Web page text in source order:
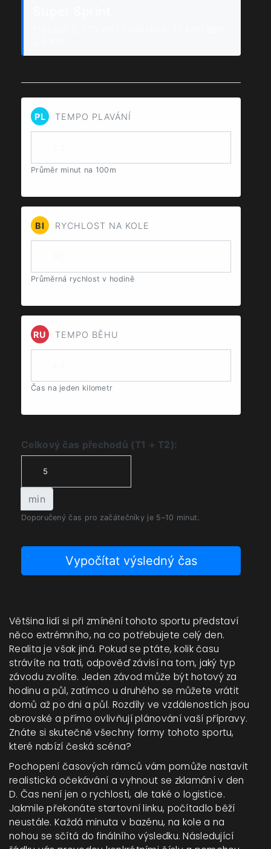
PL TEMPO PLAVÁNÍ
Průměr minut na 100m
BI RYCHLOST NA KOLE
Průměrná rychlost v hodině
RU TEMPO BĚHU
Čas na jeden kilometr
Celkový čas přechodů (T1 + T2):
min
Doporučený čas pro začátečníky je 5–10 minut.
Vypočítat výsledný čas
Většina lidí si při zmínění tohoto sportu představí
něco extrémního, na co potřebujete celý den.
Realita je však jiná. Pokud se ptáte, kolik času
strávíte na trati, odpověď závisí na tom, jaký typ
závodu zvolíte. Jeden závod může být hotový za
hodinu a půl, zatímco u druhého se můžete vrátit
domů až po dni a půl. Rozdíly ve vzdálenostích jsou
obrovské a přímo ovlivňují plánování vaší přípravy.
Znáte si skutečně všechny formy tohoto sportu,
které nabízí česká scéna?
Pochopení časových rámců vám pomůže nastavit
realistická očekávání a vyhnout se zklamání v den
D. Čas není jen o rychlosti, ale také o logistice.
Jakmile překonáte startovní linku, počítadlo běží
neustále. Každá minuta v bazénu, na kole a na
nohou se sčítá do finálního výsledku. Následující